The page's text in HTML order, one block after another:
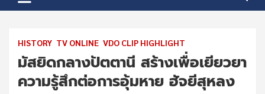
HISTORY TV ONLINE VDO CLIP HIGHLIGHT
มัสยิดกลางปัตตานี สร้างเพื่อเยียวยา
ความรู้สึกต่อการอุ้มหาย ฮัจยีสุหลง